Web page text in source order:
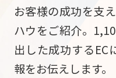
ECサ
サブ
ECサ
お客様の成功を支
ハウをご紹介。
出した成功するEC
報をお伝えします。